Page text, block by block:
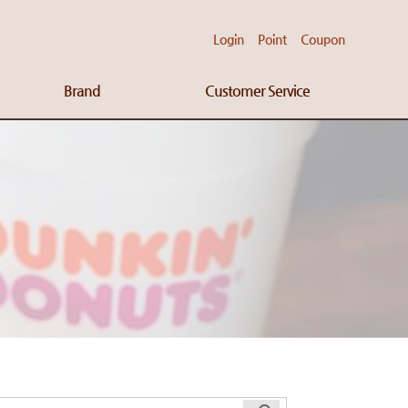
Login Point Coupon
Brand Customer Service